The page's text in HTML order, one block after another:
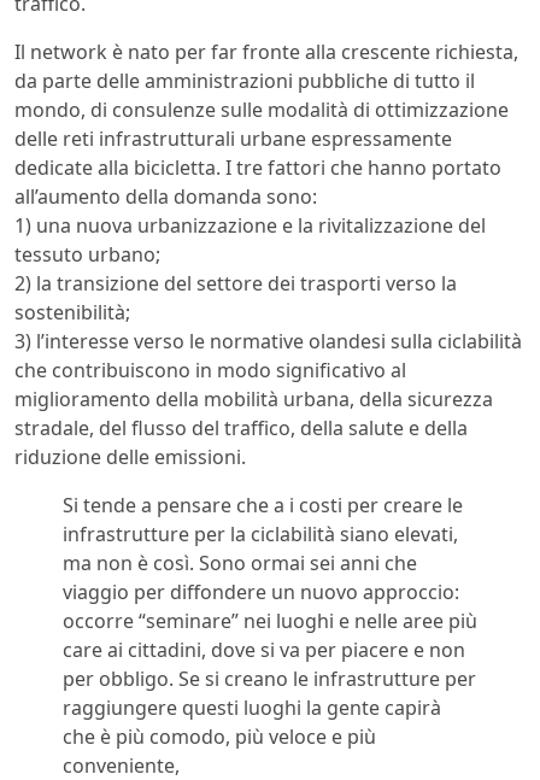
Il network è nato per far fronte alla crescente richiesta,
da parte delle amministrazioni pubbliche di tutto il
mondo, di consulenze sulle modalità di ottimizzazione
delle reti infrastrutturali urbane espressamente
dedicate alla bicicletta. I tre fattori che hanno portato
all’aumento della domanda sono:
1) una nuova urbanizzazione e la rivitalizzazione del
tessuto urbano;
2) la transizione del settore dei trasporti verso la
sostenibilità;
3) l’interesse verso le normative olandesi sulla ciclabilità
che contribuiscono in modo significativo al
miglioramento della mobilità urbana, della sicurezza
stradale, del flusso del traffico, della salute e della
riduzione delle emissioni.
Si tende a pensare che a i costi per creare le
infrastrutture per la ciclabilità siano elevati,
ma non è così. Sono ormai sei anni che
viaggio per diffondere un nuovo approccio:
occorre “seminare” nei luoghi e nelle aree più
care ai cittadini, dove si va per piacere e non
per obbligo. Se si creano le infrastrutture per
raggiungere questi luoghi la gente capirà
che è più comodo, più veloce e più
conveniente,